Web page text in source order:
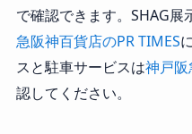
で確認できます。SHAG展
急阪神百貨店のPR TIMES
スと駐車サービスは神戸
認してください。